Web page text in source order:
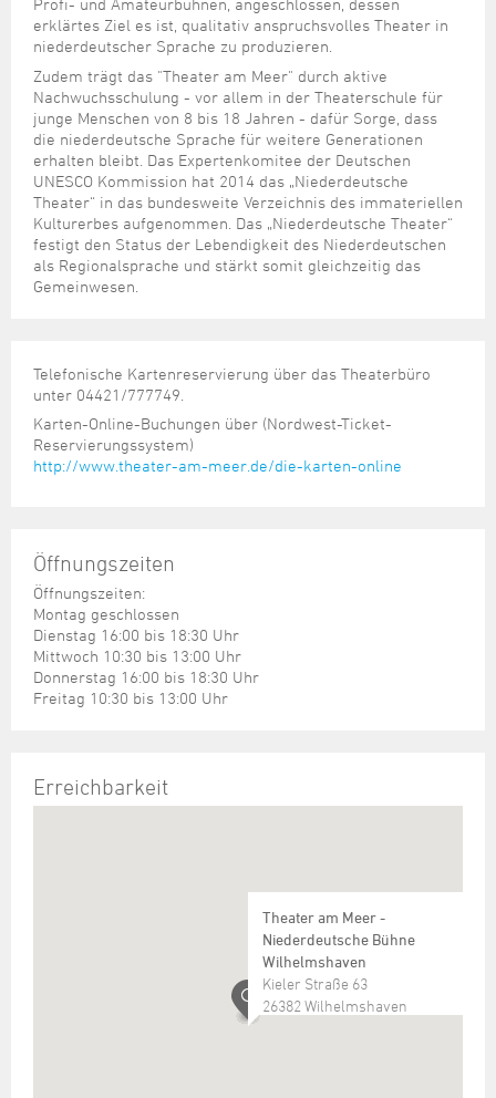
Umwelt-, Natur- und Klimaschutz
Verkehr und Mobilität
Wohnen, Bauen
Wahlen
Schule
Sterbefall
Studium
Umzug und Neubürger
Wohnen und Verbrauchen
Formulare
Politik & Verwaltung
Pressemitteilungen
Städtische Dienststellen
Stadtrecht
Telefonverzeichnis
Wirtschaftsstruktur
Regionale Kooperationen
Unterstützung für ExistenzgründerInnen
Zukunftsregion JadeBay
Stadtarchiv
Stadtbibliothek
Volkshochschule
Weiterbildung
Stadt Wilhelmshaven
Unterkünfte
Kulturzentrum Pumpwerk
Maritime Meile
Museen und Ausstellungen
Schiffe, Häfen und Meer erleben
Sportangebot
Städtepartnerschaften
Stadtpark
Tag des offenen Denkmals
Profi- und Amateurbühnen, angeschlossen, dessen
erklärtes Ziel es ist, qualitativ anspruchsvolles Theater in
niederdeutscher Sprache zu produzieren.
Zudem trägt das "Theater am Meer" durch aktive
Nachwuchsschulung - vor allem in der Theaterschule für
junge Menschen von 8 bis 18 Jahren - dafür Sorge, dass
die niederdeutsche Sprache für weitere Generationen
erhalten bleibt. Das Expertenkomitee der Deutschen
UNESCO Kommission hat 2014 das „Niederdeutsche
Theater“ in das bundesweite Verzeichnis des immateriellen
Kulturerbes aufgenommen. Das „Niederdeutsche Theater“
festigt den Status der Lebendigkeit des Niederdeutschen
als Regionalsprache und stärkt somit gleichzeitig das
Gemeinwesen.
Telefonische Kartenreservierung über das Theaterbüro
unter 04421/777749.
Karten-Online-Buchungen über (Nordwest-Ticket-
Reservierungssystem)
http://www.theater-am-meer.de/die-karten-online
Öffnungszeiten
Öffnungszeiten:
Montag geschlossen
Dienstag 16:00 bis 18:30 Uhr
Mittwoch 10:30 bis 13:00 Uhr
Donnerstag 16:00 bis 18:30 Uhr
Freitag 10:30 bis 13:00 Uhr
Erreichbarkeit
Theater am Meer -
Niederdeutsche Bühne
Wilhelmshaven
Kieler Straße 63
26382 Wilhelmshaven